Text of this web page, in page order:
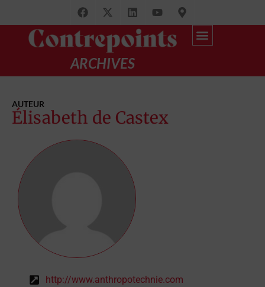
ARCHIVES
AUTEUR
Élisabeth de Castex
http://www.anthropotechnie.com